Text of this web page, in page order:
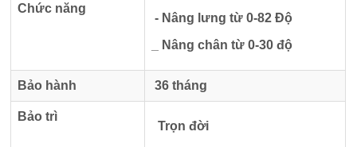
Chức năng
- Nâng lưng từ 0-82 Độ
_ Nâng chân từ 0-30 độ
Bảo hành 36 tháng
Bảo trì
Trọn đời